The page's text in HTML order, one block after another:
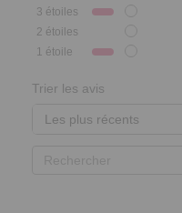
3 étoiles
2 étoiles
1 étoile
Trier les avis